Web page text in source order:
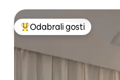
Među najviše
Odabrali gosti